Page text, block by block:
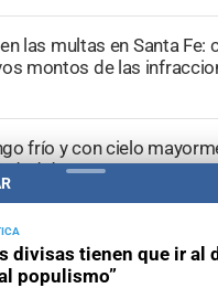
las multas en Santa Fe:
montos de las
frío y con cielo
de Santa Fe
Este II: la Villa
Juegos será hogar de
divisas tienen que ir al
populismo”